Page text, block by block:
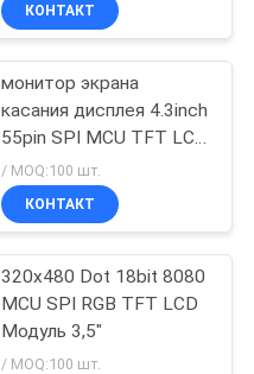
КОНТАКТ
монитор экрана
касания дисплея 4.3inch
55pin SPI MCU TFT LCD
сопротивляющийся
/ MOQ:100 шт.
КОНТАКТ
320x480 Dot 18bit 8080
MCU SPI RGB TFT LCD
Модуль 3,5"
/ MOQ:100 шт.